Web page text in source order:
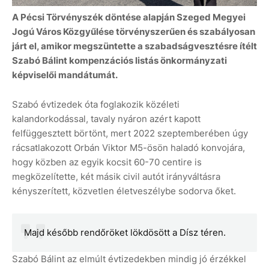
A Pécsi Törvényszék döntése alapján Szeged Megyei
Jogú Város Közgyűlése törvényszerűen és szabályosan
járt el, amikor megszüntette a szabadságvesztésre ítélt
Szabó Bálint kompenzációs listás önkormányzati
képviselői mandátumát.
Szabó évtizedek óta foglakozik közéleti
kalandorkodással, tavaly nyáron azért kapott
felfüggesztett börtönt, mert 2022 szeptemberében úgy
rácsatlakozott Orbán Viktor M5-ösön haladó konvojára,
hogy közben az egyik kocsit 60-70 centire is
megközelítette, két másik civil autót irányváltásra
kényszerített, közvetlen életveszélybe sodorva őket.
Majd később rendőröket lökdösött a Dísz téren.
Szabó Bálint az elmúlt évtizedekben mindig jó érzékkel